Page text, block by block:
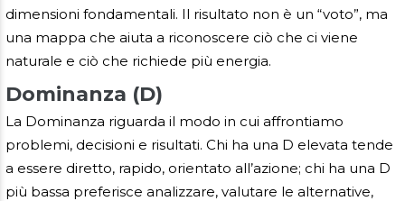
dimensioni fondamentali. Il risultato non è un “voto”, ma
una mappa che aiuta a riconoscere ciò che ci viene
naturale e ciò che richiede più energia.
Dominanza (D)
La Dominanza riguarda il modo in cui affrontiamo
problemi, decisioni e risultati. Chi ha una D elevata tende
a essere diretto, rapido, orientato all’azione; chi ha una D
più bassa preferisce analizzare, valutare le alternative,